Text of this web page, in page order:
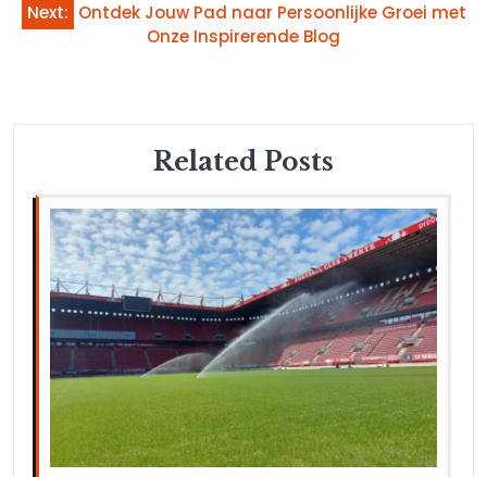
Next: Ontdek Jouw Pad naar Persoonlijke Groei met
Onze Inspirerende Blog
Related Posts